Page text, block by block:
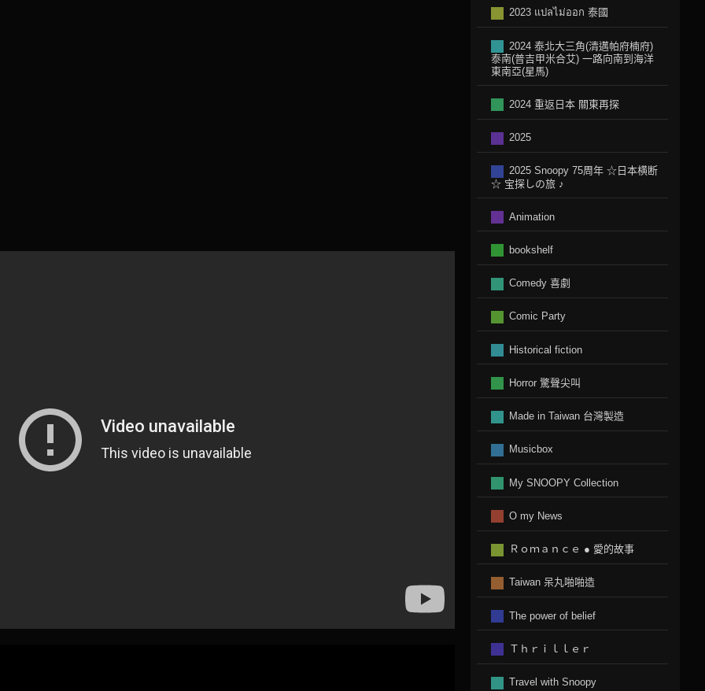
2023 แปลไม่ออก 泰國
2024 泰北大三角(清邁帕府楠府)
泰南(普吉甲米合艾) 一路向南到海洋
東南亞(星馬)
2024 重返日本 關東再探
2025
2025 Snoopy 75周年 ☆日本横断
☆ 宝探しの旅 ♪
Animation
bookshelf
Comedy 喜劇
Comic Party
Historical fiction
Horror 驚聲尖叫
Made in Taiwan 台灣製造
Musicbox
My SNOOPY Collection
O my News
Ｒｏｍａｎｃｅ ● 愛的故事
Taiwan 呆丸啪啪造
The power of belief
Ｔｈｒｉｌｌｅｒ
Travel with Snoopy